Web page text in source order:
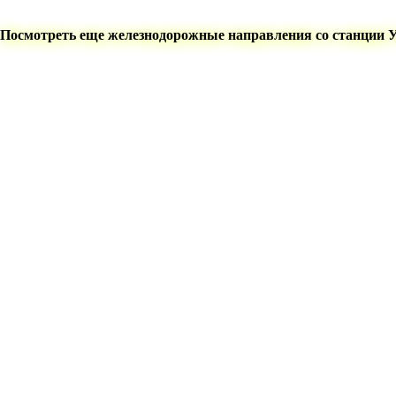
Посмотреть еще железнодорожные направления со станции